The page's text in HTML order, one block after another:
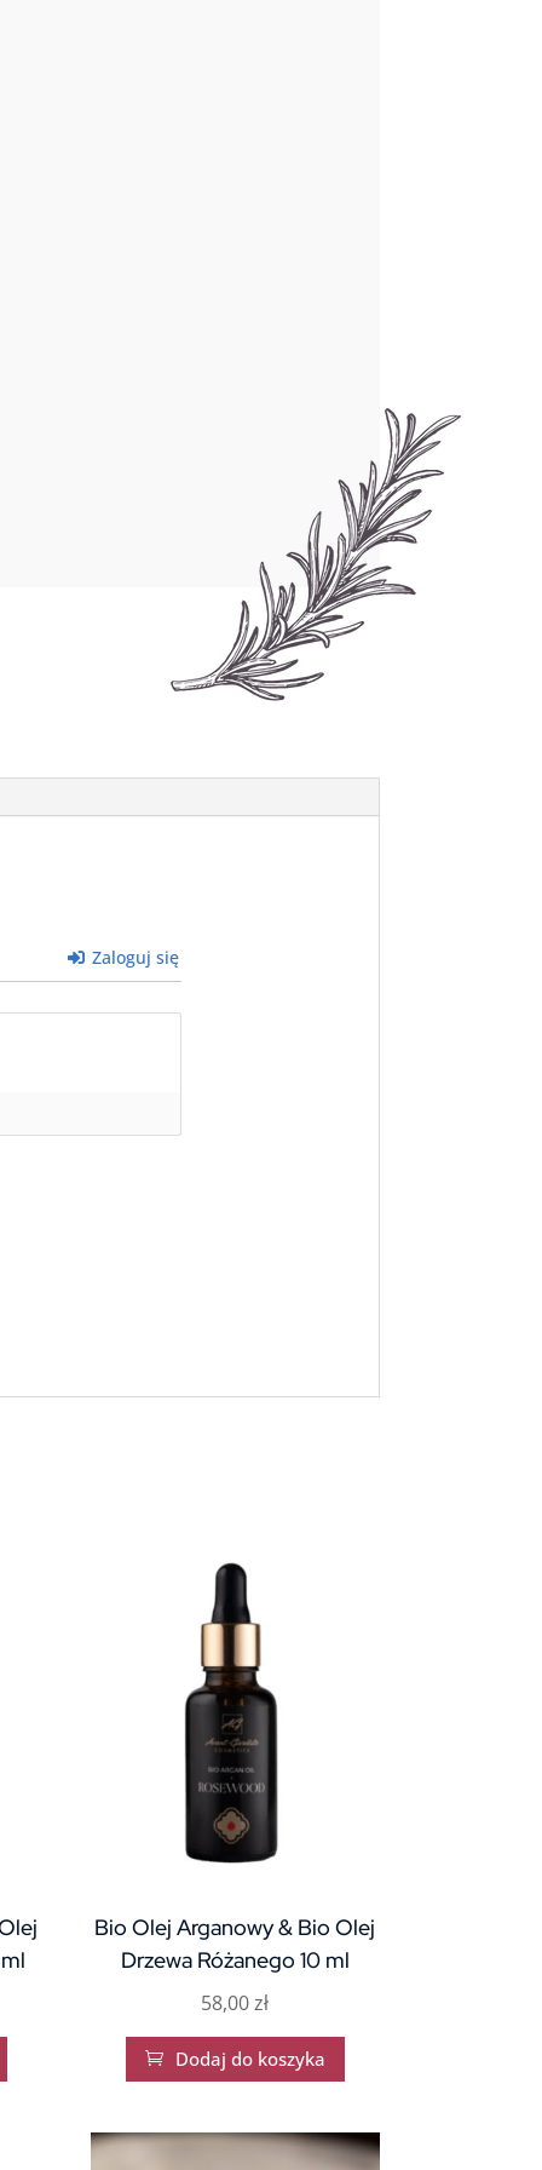
Zaloguj się
Bio Olej Arganowy & Bio Olej
Drzewa Różanego 10 ml
58,00zł
 Dodaj do koszyka